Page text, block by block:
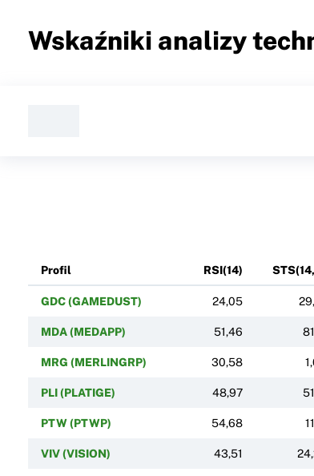
Wskaźniki analizy
Profil RSI(14)
GDC (GAMEDUST) 24,05
MDA (MEDAPP) 51,46
MRG (MERLINGRP) 30,58
PLI (PLATIGE) 48,97
PTW (PTWP) 54,68
VIV (VISION) 43,51